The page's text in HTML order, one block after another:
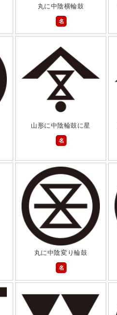
丸に中陰横輪鼓
名
山形に中陰輪鼓に星
名
丸に中陰変り輪鼓
名